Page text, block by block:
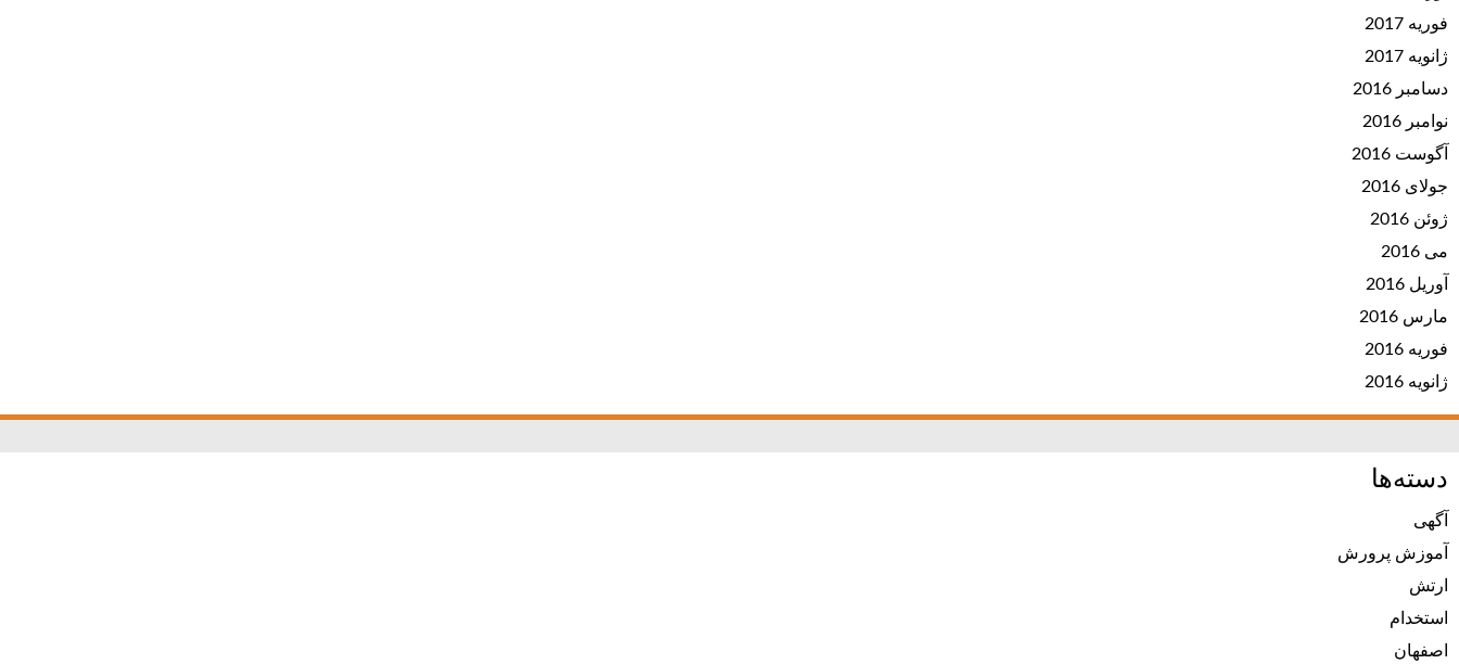
فوریه 2017
ژانویه 2017
دسامبر 2016
نوامبر 2016
آگوست 2016
جولای 2016
ژوئن 2016
می 2016
آوریل 2016
مارس 2016
فوریه 2016
ژانویه 2016
دسته‌ها
آگهی
آموزش پرورش
ارتش
استخدام
اصفهان